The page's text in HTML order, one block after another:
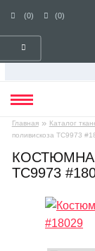
(0) (0)
Главная » Каталог
поливискоза ТС9973
ТС9973